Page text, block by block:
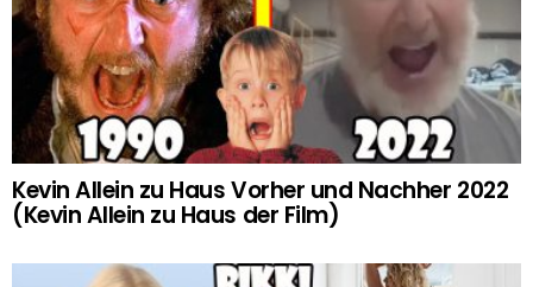
Kevin Allein zu Haus Vorher und Nachher 2022
(Kevin Allein zu Haus der Film)